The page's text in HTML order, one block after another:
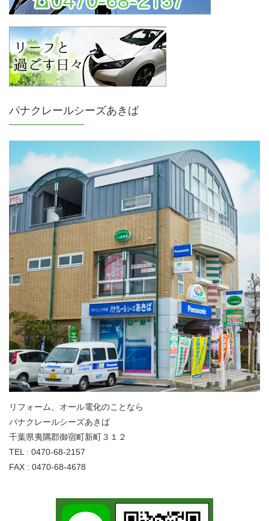
パナクレールシーズあきば
リフォーム、オール電化のことなら
パナクレールシーズあきば
千葉県夷隅郡御宿町新町３１２
TEL : 0470-68-2157
FAX : 0470-68-4678